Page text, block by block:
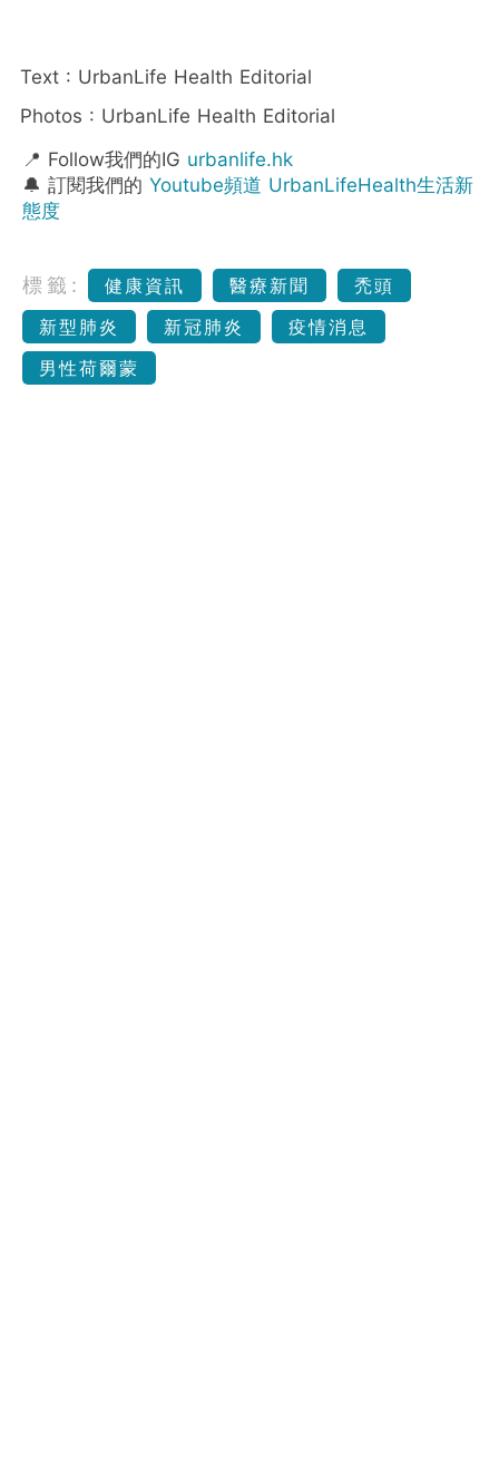
Text : UrbanLife Health Editorial
Photos : UrbanLife Health Editorial
📍 Follow我們的IG urbanlife.hk
🔔 訂閱我們的 Youtube頻道 UrbanLifeHealth生活新
態度
標籤: 健康資訊 醫療新聞
禿頭
新型肺炎
新冠肺炎
疫情消息
男性荷爾蒙